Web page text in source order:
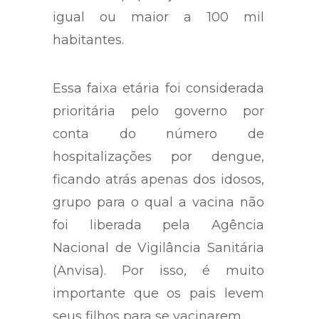
igual ou maior a 100 mil
habitantes.
Essa faixa etária foi considerada
prioritária pelo governo por
conta do número de
hospitalizações por dengue,
ficando atrás apenas dos idosos,
grupo para o qual a vacina não
foi liberada pela Agência
Nacional de Vigilância Sanitária
(Anvisa). Por isso, é muito
importante que os pais levem